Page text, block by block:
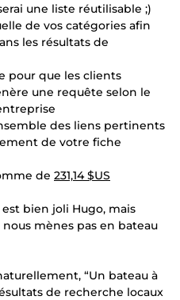
une liste réutilisable ;)
de vos catégories afin
les résultats de
pour que les clients
une requête selon le
des liens pertinents
de votre fiche
de 231,14 $US
est bien joli Hugo, mais
mènes pas en bateau
“Un bateau à
de recherche locaux